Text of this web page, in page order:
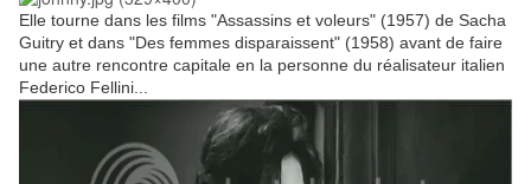
Elle tourne dans les films "Assassins et voleurs" (1957) de Sacha
Guitry et dans "Des femmes disparaissent" (1958) avant de faire
une autre rencontre capitale en la personne du réalisateur italien
Federico Fellini...